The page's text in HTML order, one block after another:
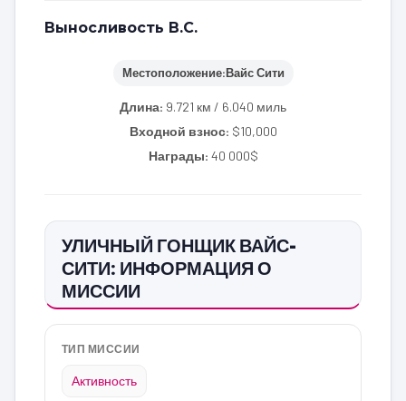
Выносливость В.С.
Местоположение:Вайс Сити
Длина: 9.721 км / 6.040 миль
Входной взнос: $10,000
Награды: 40 000$
УЛИЧНЫЙ ГОНЩИК ВАЙС-
СИТИ: ИНФОРМАЦИЯ О
МИССИИ
ТИП МИССИИ
Активность